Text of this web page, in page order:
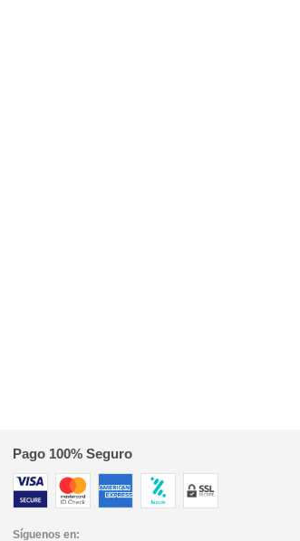
Pago 100% Seguro
Síguenos en: